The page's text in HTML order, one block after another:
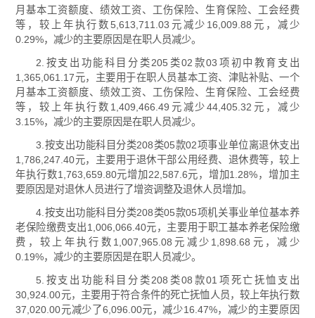
月基本工资额度、绩效工资、工伤保险、生育保险、工会经费
等，较上年执行数5,613,711.03元减少16,009.88元，减少
0.29%，减少的主要原因是在职人员减少。
2.按支出功能科目分类205类02款03项初中教育支出
1,365,061.17元，主要用于在职人员基本工资、津贴补贴、一个
月基本工资额度、绩效工资、工伤保险、生育保险、工会经费
等，较上年执行数1,409,466.49元减少44,405.32元，减少
3.15%，减少的主要原因是在职人员减少。
3.按支出功能科目分类208类05款02项事业单位离退休支出
1,786,247.40元，主要用于退休干部公用经费、退休费等，较上
年执行数1,763,659.80元增加22,587.6元，增加1.28%，增加主
要原因是对退休人员进行了增资调整及退休人员增加。
4.按支出功能科目分类208类05款05项机关事业单位基本养
老保险缴费支出1,006,066.40元，主要用于职工基本养老保险缴
费，较上年执行数1,007,965.08元减少1,898.68元，减少
0.19%，减少的主要原因是在职人员减少。
5.按支出功能科目分类208类08款01项死亡抚恤支出
30,924.00元，主要用于符合条件的死亡抚恤人员，较上年执行数
37,020.00元减少了6,096.00元，减少16.47%，减少的主要原因